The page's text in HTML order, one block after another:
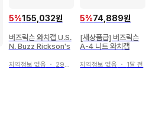
5%155,032원
버즈릭슨 와치캡 U.S.
N. Buzz Rickson's
지역정보 없음 ・ 29일 전
5%74,889원
[새상품급] 버즈릭슨
A-4 니트 와치캡
지역정보 없음 ・ 1달 전